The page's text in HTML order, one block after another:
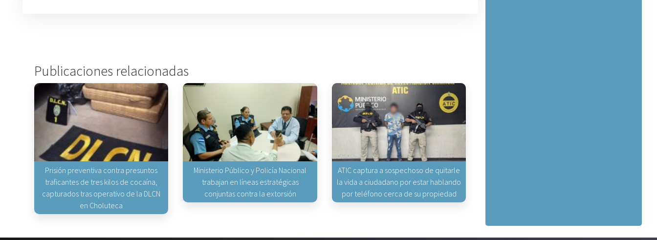
Publicaciones relacionadas
Prisión preventiva contra presuntos
traficantes de tres kilos de cocaína,
capturados tras operativo de la DLCN
en Choluteca
Ministerio Público y Policía Nacional
trabajan en líneas estratégicas
conjuntas contra la extorsión
ATIC captura a sospechoso de quitarle
la vida a ciudadano por estar hablando
por teléfono cerca de su propiedad